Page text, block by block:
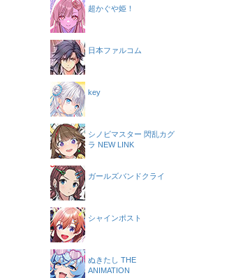
超かぐや姫！
日本ファルコム
key
シノビマスター 閃乱カグ
ラ NEW LINK
ガールズバンドクライ
シャインポスト
ぬきたし THE
ANIMATION